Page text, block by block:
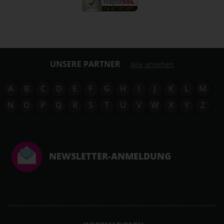
UNSERE PARTNER Alle ansehen
A B C D E F G H I J K L
M
N
O P Q R S T U V W X Y Z
NEWSLETTER-ANMELDUNG